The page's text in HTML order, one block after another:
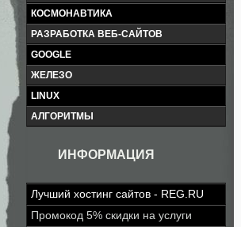
КОСМОНАВТИКА
РАЗРАБОТКА ВЕБ-САЙТОВ
GOOGLE
ЖЕЛЕЗО
LINUX
АЛГОРИТМЫ
ИНФОРМАЦИЯ
Лучший хостинг сайтов - REG.RU
Промокод 5% скидки на услуги